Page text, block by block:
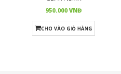
950.000 VNĐ
CHO VÀO GIỎ HÀNG